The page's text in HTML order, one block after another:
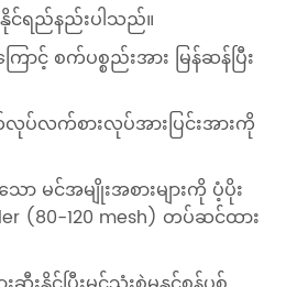
နိုင်ရည်နည်းပါသည်။
ောင့် စက်ပစ္စည်းအား မြန်ဆန်ပြီး
ပ်လက်စားလုပ်အားပြင်းအားကို
မင်အမျိုးအစားများကို ပံ့ပိုး
(80-120 mesh) တပ်ဆင်ထား